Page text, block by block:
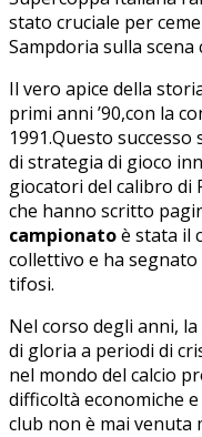
stato cruciale per
Sampdoria sulla scena‍
Il vero ⁤apice della
primi anni ’90,con la
1991.Questo
di strategia di gioco
giocatori del calibro di
che hanno scritto
campionatoè stata il
collettivo e ha⁣ segnato
tifosi.
Nel corso degli ⁣anni,
di ⁣gloria a periodi⁢ di
nel⁢ mondo del calcio
difficoltà economiche
club non è mai venuta